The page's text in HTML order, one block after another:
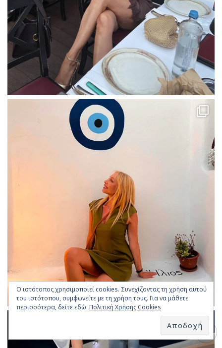
Ο ιστότοπος χρησιμοποιεί cookies. Συνεχίζοντας τη χρήση αυτού
του ιστότοπου, συμφωνείτε με τη χρήση τους. Για να μάθετε
περισσότερα, δείτε εδώ: Πολιτική Χρήσης Cookies